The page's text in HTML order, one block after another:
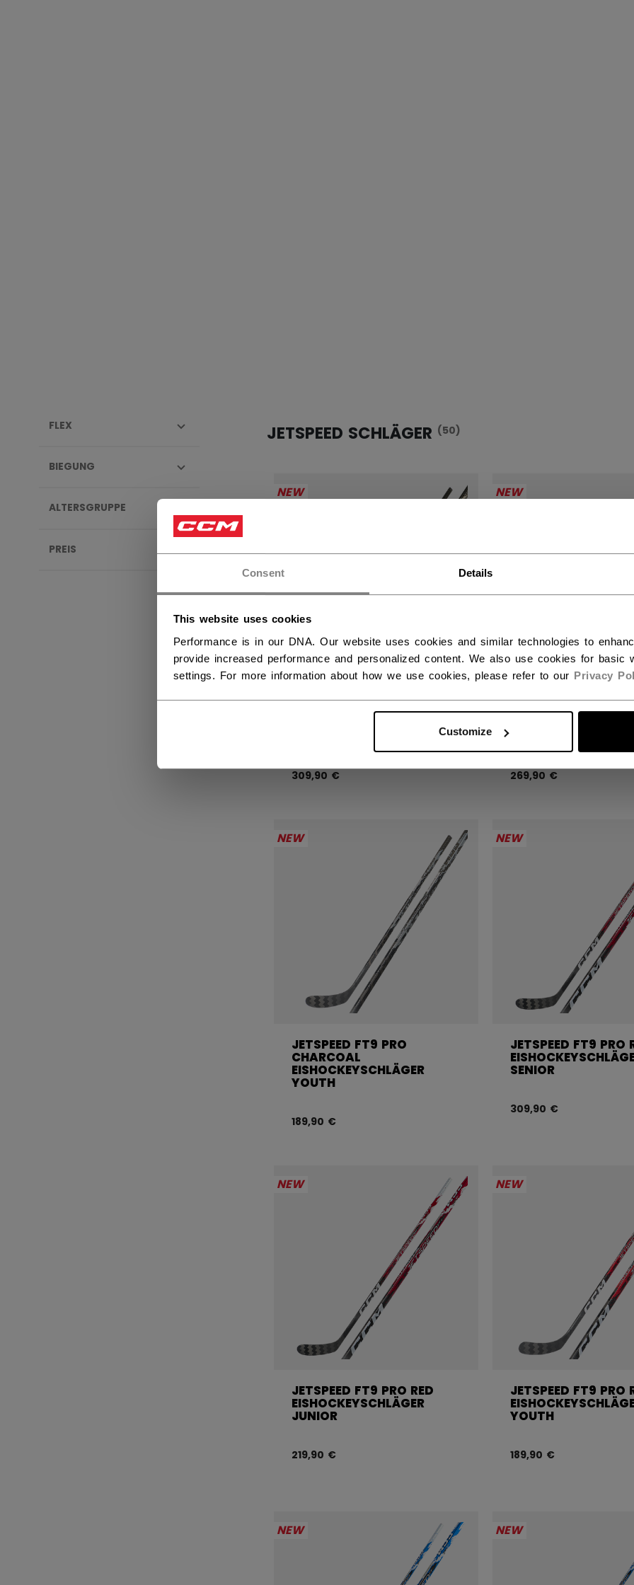
Consent Details
This website uses cookies
Performance is in our DNA. Our website uses cookies and similar technologies to
provide increased performance and personalized content. We also use cookies for basic
settings. For more information about how we use cookies, please refer to our Privacy
Customize
FLEX
BIEGUNG
ALTERSGRUPPE
PREIS
JETSPEED SCHLÄGER (50)
NEW
JETSPEED FT9 PRO
309,90 €
NEW
JETSPEED FT9 PRO
CHARCOAL
269,90 €
NEW
JETSPEED FT9 PRO
CHARCOAL
EISHOCKEYSCHLÄGER
YOUTH
189,90 €
NEW
JETSPEED FT9 PRO
SENIOR
309,90 €
NEW
JETSPEED FT9 PRO RED
EISHOCKEYSCHLÄGER
JUNIOR
219,90 €
NEW
JETSPEED FT9 PRO
YOUTH
189,90 €
NEW NEW